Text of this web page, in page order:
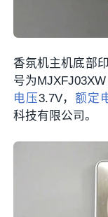
香氛机主机底部
号为MJXFJ03XW
电压3.7V，额定
科技有限公司。